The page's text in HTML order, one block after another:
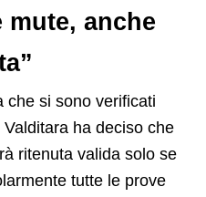
mute, anche
che si sono verificati
Valditara ha deciso che
ritenuta valida solo se
tutte le prove